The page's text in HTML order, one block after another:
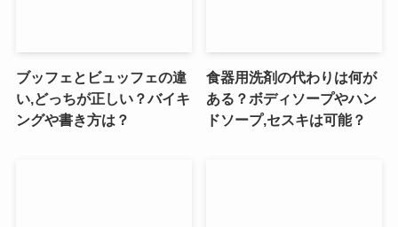
ブッフェとビュッフェの違
い,どっちが正しい？バイキ
ングや書き方は？
食器用洗剤の代わりは何が
ある？ボディソープやハン
ドソープ,セスキは可能？